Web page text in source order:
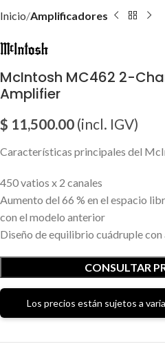
Inicio Amplificadores
McIntosh MC462 2-
Amplifier
$ 11,500.00 (incl. IGV)
Características principales del
450 vatios x 2 canales
Aumento del 66 % en el espacio
con el modelo anterior
Diseño de equilibrio cuádruple
CONSULTAR
Los precios están sujetos a